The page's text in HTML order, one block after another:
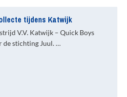
tijdens Katwijk
V.V. Katwijk – Quick Boys
de stichting Juul. …